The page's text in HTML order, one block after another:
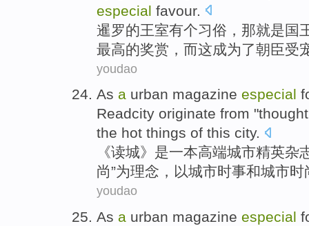
especial favour.
暹罗的王室有个习俗 ，那就是国
最高的奖赏 ，而这成为了朝臣受
youdao
As a urban magazine especial
Readcity originate from "thought
the hot things of this city.
《读城》 是一本高端城市精英杂
尚”为理念，以城市时事和城市时
youdao
As a urban magazine especial